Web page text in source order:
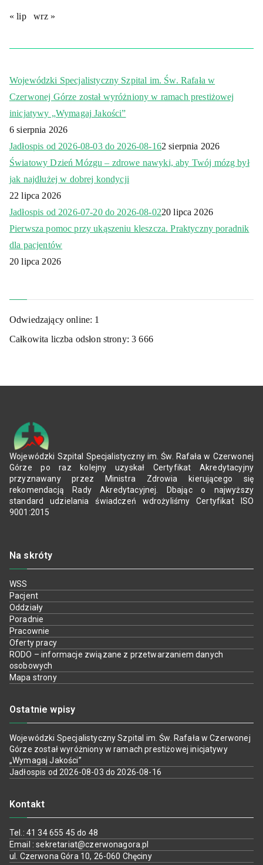
« lip wrz »
Wojewódzki Specjalistyczny Szpital im. Św. Rafała w
Czerwonej Górze został wyróżniony w ramach prestiżowej
inicjatywy „Wymagaj Jakości”
6 sierpnia 2026
Jadłospis od 2026-08-03 do 2026-08-162 sierpnia 2026
Światowy Dzień Mózgu – zdrowe nawyki, aby Twój mózg był
jak najdłużej w dobrej kondycji
22 lipca 2026
Jadłospis od 2026-07-20 do 2026-08-0220 lipca 2026
Pierwsza pomoc przy ukąszeniu kleszcza. Praktyczny poradnik
dla pacjentów
20 lipca 2026
Odwiedzający online: 1
Całkowita liczba odsłon strony:3 666
Wojewódzki Szpital Specjalistyczny im. Św. Rafała w Czerwonej
Górze po raz kolejny uzyskał Certyfikat Akredytacyjny
przyznawany przez Ministra Zdrowia kierującego się
rekomendacją Rady Akredytacyjnej. Dbając o najwyższy
standard udzielania świadczeń wdrożyliśmy Certyfikat ISO
9001:2015
Na skróty
WSS
Pacjent
Oddziały
Poradnie
Pracownie
Oferty pracy
RODO – informacje związane z przetwarzaniem danych
osobowych
Mapa strony
Ostatnie wpisy
Wojewódzki Specjalistyczny Szpital im. Św. Rafała w Czerwonej
Górze został wyróżniony w ramach prestiżowej inicjatywy
„Wymagaj Jakości”
Jadłospis od 2026-08-03 do 2026-08-16
Kontakt
Tel.: 41 34 655 45 do 48
Email : sekretariat@czerwonagora.pl
ul. Czerwona Góra 10, 26-060 Chęciny